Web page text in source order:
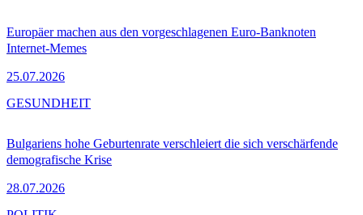
Europäer machen aus den vorgeschlagenen Euro-Banknoten
Internet-Memes
25.07.2026
Bulgariens hohe Geburtenrate verschleiert die sich verschärfende
demografische Krise
28.07.2026
GESUNDHEIT